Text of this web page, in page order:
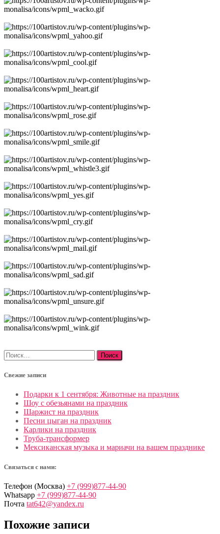
Найти:
Свежие записи
Подарки к 1 сентября: Животные на праздник
Шоу с обезьянами на праздник
Шаржист на праздник
Песни цыган на праздник
Карлики на праздник
Труба-трансформер
Мексиканская музыка и мариачи на вашем празднике
Связаться с нами:
Телефон (Москва) +7 (999)877-44-90
Whatsapp +7 (999)877-44-90
Почта tat642@yandex.ru
Похожие записи